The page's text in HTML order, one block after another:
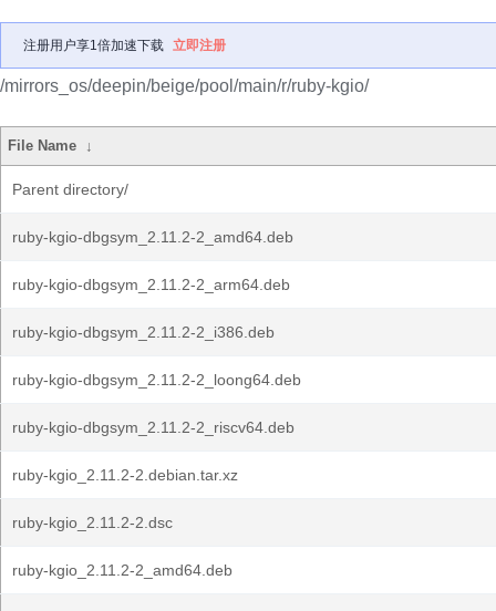
注册用户享1倍加速下载 立即注册
/mirrors_os/deepin/beige/pool/main/r/ruby-kgio/
File Name ↓
Parent directory/
ruby-kgio-dbgsym_2.11.2-2_amd64.deb
ruby-kgio-dbgsym_2.11.2-2_arm64.deb
ruby-kgio-dbgsym_2.11.2-2_i386.deb
ruby-kgio-dbgsym_2.11.2-2_loong64.deb
ruby-kgio-dbgsym_2.11.2-2_riscv64.deb
ruby-kgio_2.11.2-2.debian.tar.xz
ruby-kgio_2.11.2-2.dsc
ruby-kgio_2.11.2-2_amd64.deb